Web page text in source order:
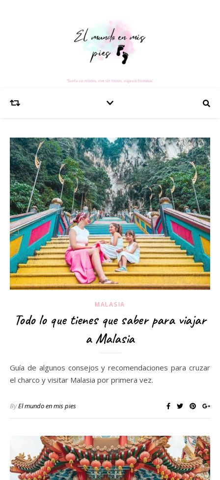
MALASIA
Todo lo que tienes que saber para viajar
a Malasia
Guía de algunos consejos y recomendaciones para cruzar
el charco y visitar Malasia por primera vez.
ByEl mundo en mis pies